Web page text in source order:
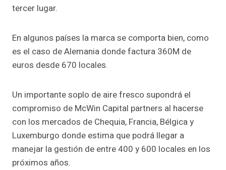
tercer lugar.
En algunos países la marca se comporta bien, como
es el caso de Alemania donde factura 360M de
euros desde 670 locales.
Un importante soplo de aire fresco supondrá el
compromiso de McWin Capital partners al hacerse
con los mercados de Chequia, Francia, Bélgica y
Luxemburgo donde estima que podrá llegar a
manejar la gestión de entre 400 y 600 locales en los
próximos años.